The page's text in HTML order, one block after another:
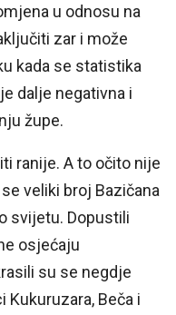
u odnosu na
zar i može
kada se statistika
dalje negativna i
župe.
ranije. A to očito nije
veliki broj Bazičana
svijetu. Dopustili
osjećaju
su se negdje
Kukuruzara, Beča i